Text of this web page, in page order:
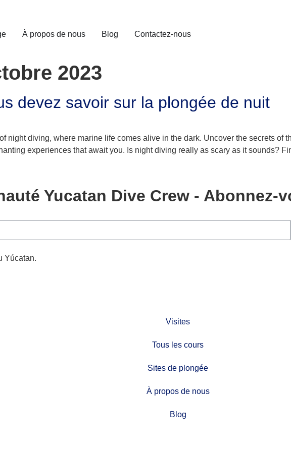
À propos de nous Blog Contactez-nous
2023
devez savoir sur la plongée de nuit
night diving, where marine life comes alive in the dark. Uncover the secrets of
experiences that await you. Is night diving really as scary as it sounds?
Yucatan Dive Crew - Abonnez-
Yúcatan.
Visites
Tous les cours
Sites de plongée
À propos de nous
Blog